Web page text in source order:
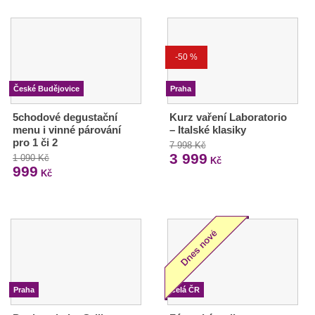
České Budějovice
5chodové degustační
menu i vinné párování
pro 1 či 2
1 090 Kč
999 Kč
-50 %
Praha
Kurz vaření Laboratorio
– Italské klasiky
7 998 Kč
3 999 Kč
Praha Celá ČR